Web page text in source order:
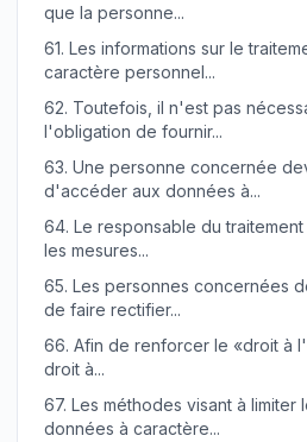
que la personne...
61. Les informations sur le
caractère personnel...
62. Toutefois, il n'est pas
l'obligation de fournir...
63. Une personne concernée
d'accéder aux données à...
64. Le responsable du
les mesures...
65. Les personnes concernées
de faire rectifier...
66. Afin de renforcer le «droit à
droit à...
67. Les méthodes visant à limiter
données à caractère...